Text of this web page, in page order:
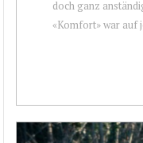
doch ganz
«Komfort» war auf